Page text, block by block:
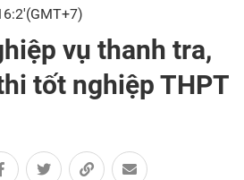
vụ thanh tra,
tốt nghiệp THPT